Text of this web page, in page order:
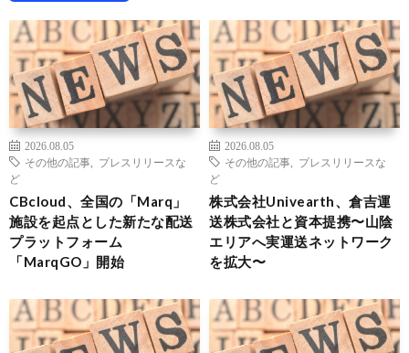
2026.08.05
その他の記事
プレスリリースな
ど
CBcloud、全国の「Marq」
施設を起点とした新たな配送
プラットフォーム
「MarqGO」開始
2026.08.05
その他の記事
プレスリリースな
ど
株式会社Univearth、倉吉運
送株式会社と資本提携〜山陰
エリアへ実運送ネットワーク
を拡大〜